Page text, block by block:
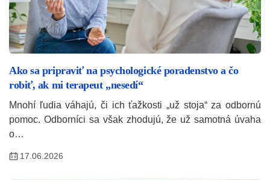
Ako sa pripraviť na psychologické poradenstvo a čo
robiť, ak mi terapeut „nesedí“
Mnohí ľudia váhajú, či ich ťažkosti „už stoja“ za odbornú
pomoc. Odborníci sa však zhodujú, že už samotná úvaha
o…
17.06.2026